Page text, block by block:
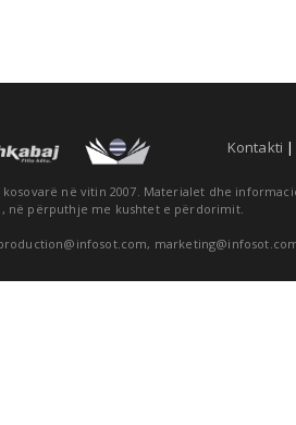
Kontakti
në vitin 2007. Materialet dhe
përputhje me kushtet e përdorimit.
,